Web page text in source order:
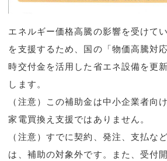
エネルギー価格高騰の影響を受けて
を支援するため、国の「物価高騰対
時交付金を活用した省エネ設備を更
します。
（注意）この補助金は中小企業者向
家電買換え支援ではありません。
（注意）すでに契約、発注、支払な
は、補助の対象外です。また、受付